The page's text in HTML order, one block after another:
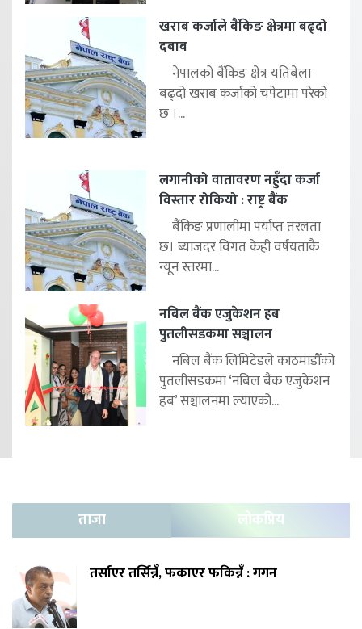
खराब कर्जाले बैंकिङ क्षेत्रमा बढ्दो
दबाब
नेपालको बैंकिङ क्षेत्र यतिबेला
बढ्दो खराब कर्जाको चपेटामा परेको
छ ।...
लगानीको वातावरण नहुँदा कर्जा
विस्तार रोकियो : राष्ट्र बैंक
बैंकिङ प्रणालीमा पर्याप्त तरलता
छ। ब्याजदर विगत केही वर्षयताकै
न्यून स्तरमा...
नबिल बैंक एजुकेशन हब
पुतलीसडकमा सञ्चालन
नबिल बैंक लिमिटेडले काठमाडौँको
पुतलीसडकमा ‘नबिल बैंक एजुकेशन
हब’ सञ्चालनमा ल्याएको...
ताजा लोकप्रिय
तर्साएर तर्सिन्नँ, फकाएर फकिन्नँ : गगन